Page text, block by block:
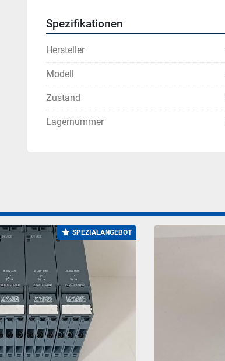
Spezifikationen
Hersteller
Modell
Zustand
Lagernummer
SPEZIALANGEBOT